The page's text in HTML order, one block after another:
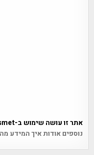
אתר זו עושה שימוש ב-Akismet כדי לסנן תגובות זבל.
נוספים אודות איך המידע